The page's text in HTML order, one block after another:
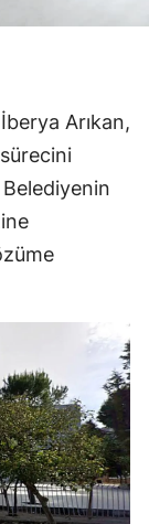
Arıkan,
sürecini